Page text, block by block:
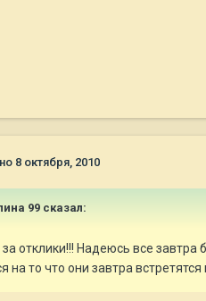
8 октября, 2010
99 сказал:
отклики!!! Надеюсь все
на то что они завтра встретятся